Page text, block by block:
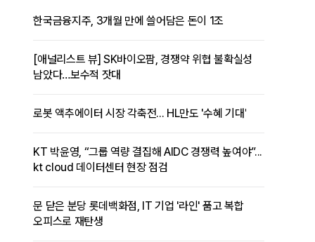
한국금융지주, 3개월 만에 쓸어담은 돈이 1조
[애널리스트 뷰] SK바이오팜, 경쟁약 위협 불확실성
남았다…보수적 잣대
로봇 액추에이터 시장 각축전... HL만도 '수혜 기대'
KT 박윤영, “그룹 역량 결집해 AIDC 경쟁력 높여야”...
kt cloud 데이터센터 현장 점검
문 닫은 분당 롯데백화점, IT 기업 '라인' 품고 복합
오피스로 재탄생